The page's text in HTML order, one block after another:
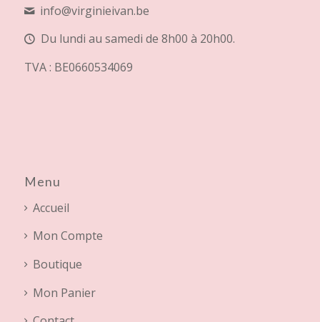
info@virginieivan.be
Du lundi au samedi de 8h00 à 20h00.
TVA : BE0660534069
Menu
Accueil
Mon Compte
Boutique
Mon Panier